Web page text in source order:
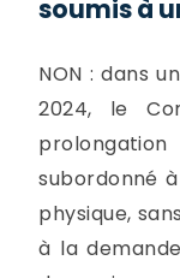
soumis à
NON : dans
2024, le
subordonné
physique,
à la